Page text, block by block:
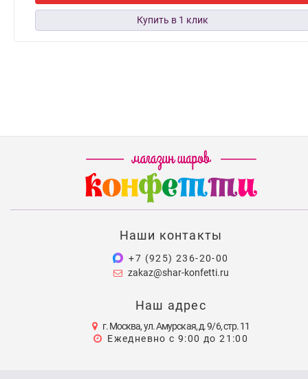
Наши контакты
+7 (925) 236-20-00
zakaz@shar-konfetti.ru
Наш адрес
г. Москва, ул. Амурская, д. 9/6, стр. 11
Ежедневно с 9:00 до 21:00